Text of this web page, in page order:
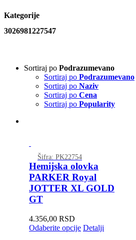
Kategorije
3026981227547
Sortiraj po Podrazumevano
Sortiraj po Podrazumevano
Sortiraj po Naziv
Sortiraj po Cena
Sortiraj po Popularity
Šifra: PK22754
Hemijska olovka
PARKER Royal
JOTTER XL GOLD
GT
4.356,00 RSD
Odaberite opcije Detalji